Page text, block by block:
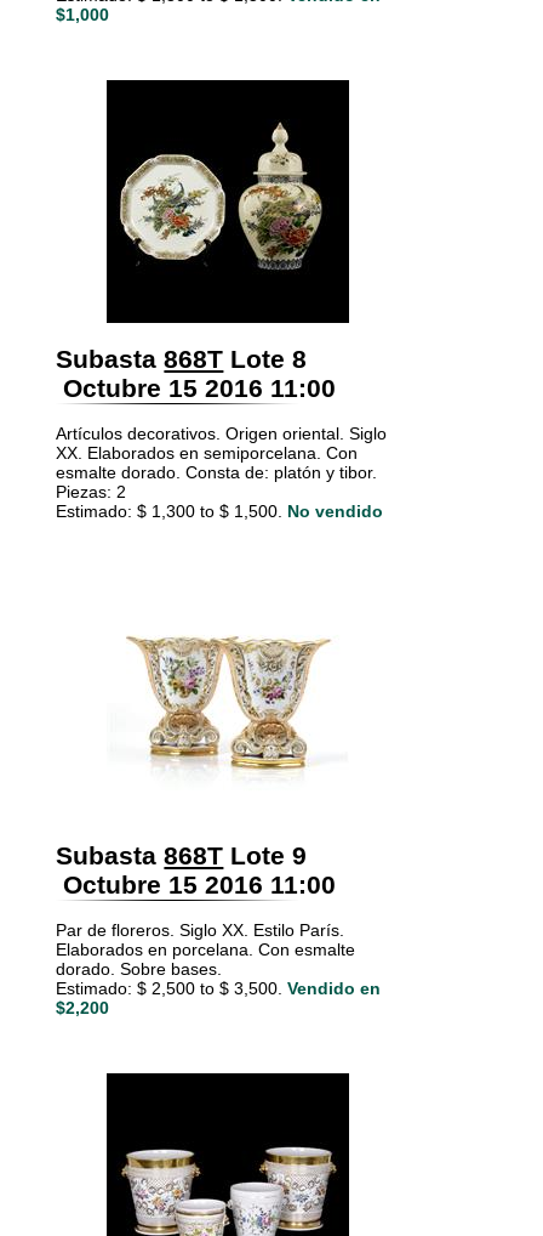
$1,000
Subasta 868T Lote 8
Octubre 15 2016 11:00
Artículos decorativos. Origen oriental. Siglo
XX. Elaborados en semiporcelana. Con
esmalte dorado. Consta de: platón y tibor.
Piezas: 2
Estimado: $ 1,300 to $ 1,500. No vendido
Subasta 868T Lote 9
Octubre 15 2016 11:00
Par de floreros. Siglo XX. Estilo París.
Elaborados en porcelana. Con esmalte
dorado. Sobre bases.
Estimado: $ 2,500 to $ 3,500. Vendido en
$2,200